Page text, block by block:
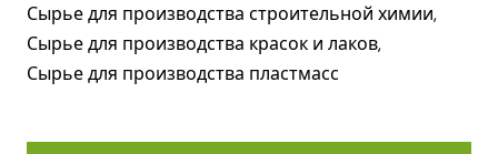
Сырье для производства строительной химии,
Сырье для производства красок и лаков,
Сырье для производства пластмасс